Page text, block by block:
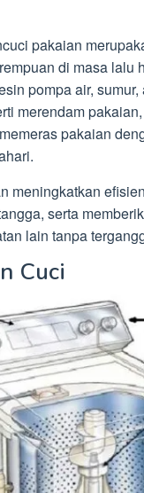
pakaian
di masa lalu
pompa air,
merendam
pakaian
meningkatkan
serta
lain tanpa
Cuci